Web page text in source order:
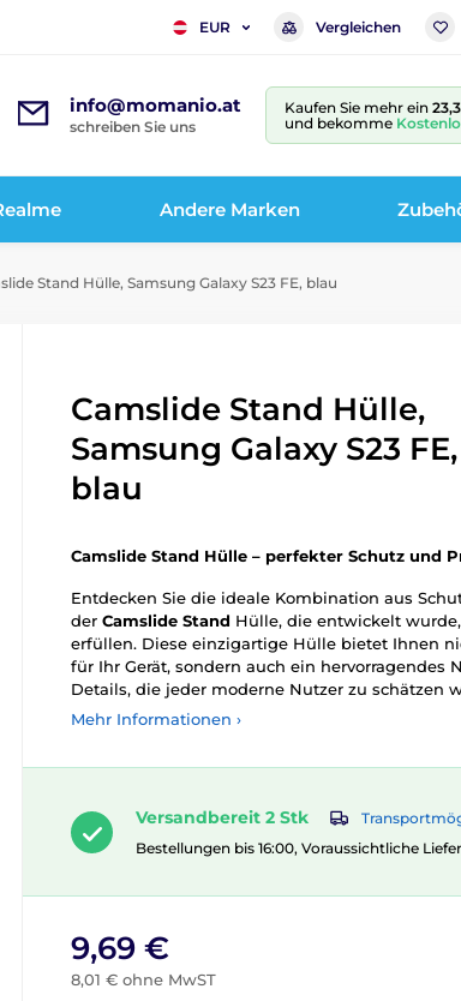
EUR Vergleichen
info@momanio.at
schreiben Sie uns
Kaufen Sie mehr ein
und bekomme
Andere Marken
Stand Hülle, Samsung Galaxy S23 FE, blau
Camslide Stand Hülle,
Samsung Galaxy S23 FE,
blau
Camslide Stand Hülle – perfekter Schutz und
Entdecken Sie die ideale Kombination aus
der Camslide Stand Hülle, die entwickelt
erfüllen. Diese einzigartige Hülle bietet Ihnen
für Ihr Gerät, sondern auch ein hervorragendes
Details, die jeder moderne Nutzer zu schätzen
Mehr Informationen ›
Versandbereit 2 Stk
Bestellungen bis 16:00, Voraussichtliche
9,69 €
8,01 € ohne MwST